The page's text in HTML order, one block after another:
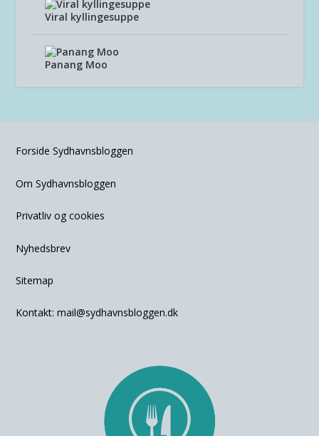
Viral kyllingesuppe
Panang Moo
Forside Sydhavnsbloggen
Om Sydhavnsbloggen
Privatliv og cookies
Nyhedsbrev
Sitemap
Kontakt:mail@sydhavnsbloggen.dk